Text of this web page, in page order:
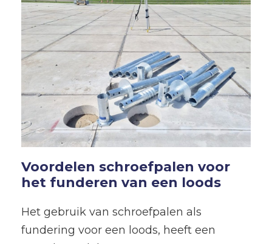
Voordelen schroefpalen voor
het funderen van een loods
Het gebruik van schroefpalen als
fundering voor een loods, heeft een